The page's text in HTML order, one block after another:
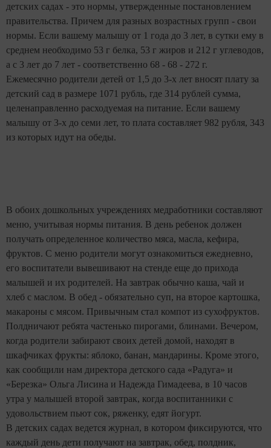
детских садах - это нормы, утвержденные постановлением
правительства. Причем для разных возрастных групп - свои
нормы. Если вашему малышу от 1 года до 3 лет, в сутки ему в
среднем необходимо 53 г белка, 53 г жиров и 212 г углеводов,
а с 3 лет до 7 лет - соответственно 68 - 68 - 272 г.
Ежемесячно родители детей от 1,5 до 3-х лет вносят плату за
детский сад в размере 1071 рубль, где 314 рублей сумма,
целенаправленно расходуемая на питание. Если вашему
малышу от 3-х до семи лет, то плата составляет 982 рубля, 343
из которых идут на обеды.
В обоих дошкольных учреждениях медработники составляют
меню, учитывая нормы питания. В день ребенок должен
получать определенное количество мяса, масла, кефира,
фруктов. С меню родители могут ознакомиться ежедневно,
его воспитатели вывешивают на стенде еще до прихода
малышей и их родителей. На завтрак обычно каша, чай и
хлеб с маслом. В обед - обязательно суп, на второе картошка,
макароны с мясом. Привычным стал компот из сухофруктов.
Полдничают ребята частенько пирогами, блинами. Вечером,
когда родители забирают своих детей домой, находят в
шкафчиках фрукты: яблоко, банан, мандарины. Кроме этого,
как сообщили нам директора детского сада «Радуга» и
«Березка» Ольга Лисина и Надежда Гимадеева, в 10 часов
утра у малышей второй завтрак, когда воспитанники с
удовольствием пьют сок, ряженку, едят йогурт.
В детских садах ведется журнал, в котором фиксируются, что
каждый день дети получают на завтрак, обед, полдник,